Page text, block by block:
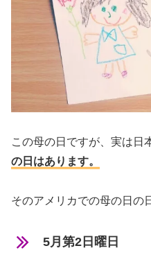
この母の日ですが、実は日
の日はあります。
そのアメリカでの母の日の
5月第2日曜日